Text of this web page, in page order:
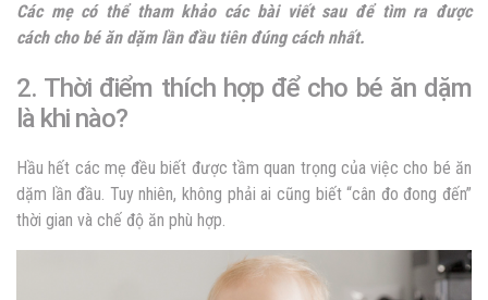
Các mẹ có thể tham khảo các bài viết sau để tìm ra được
cách cho bé ăn dặm lần đầu tiên đúng cách nhất.
2. Thời điểm thích hợp để cho bé ăn dặm
là khi nào?
Hầu hết các mẹ đều biết được tầm quan trọng của việc cho bé ăn
dặm lần đầu. Tuy nhiên, không phải ai cũng biết “cân đo đong đến”
thời gian và chế độ ăn phù hợp.